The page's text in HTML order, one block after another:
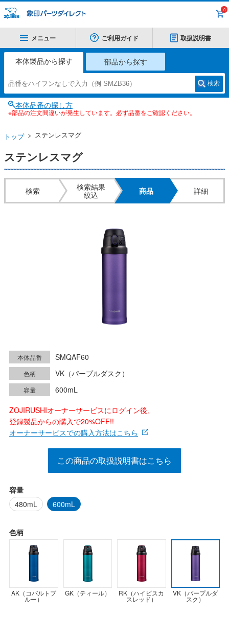
0
メニュー ご利用ガイド 取扱説明書
本体製品から探す 部品から探す
検索
本体品番の探し方
※部品の注文間違いが発生しています。必ず品番をご確認ください。
トップ ステンレスマグ
ステンレスマグ
検索
検索結果
絞込
商品 詳細
本体品番 SMQAF60
色柄 VK（パープルダスク）
容量
600mL
ZOJIRUSHIオーナーサービスにログイン後、
登録製品からの購入で20%OFF!!
オーナーサービスでの購入方法はこちら
この商品の取扱説明書はこちら
容量
480mL
600mL
色柄
AK（コバルトブ
ルー）
GK（ティール） RK（ハイビスカ
スレッド）
VK（パープルダ
スク）